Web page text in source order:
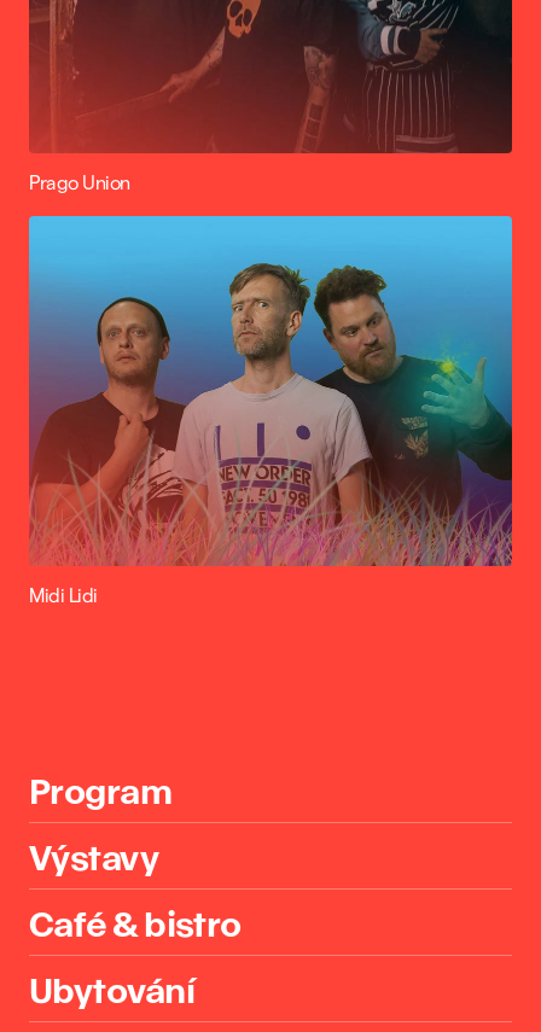
Prago Union
Midi Lidi
Program
Výstavy
Café & bistro
Ubytování